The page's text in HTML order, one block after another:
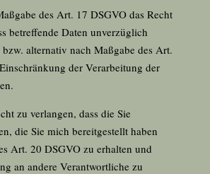
des Art. 17 DSGVO das Recht
betreffende Daten unverzüglich
alternativ nach Maßgabe des Art.
der Verarbeitung der
zu verlangen, dass die Sie
die Sie mich bereitgestellt haben
Art. 20 DSGVO zu erhalten und
an andere Verantwortliche zu